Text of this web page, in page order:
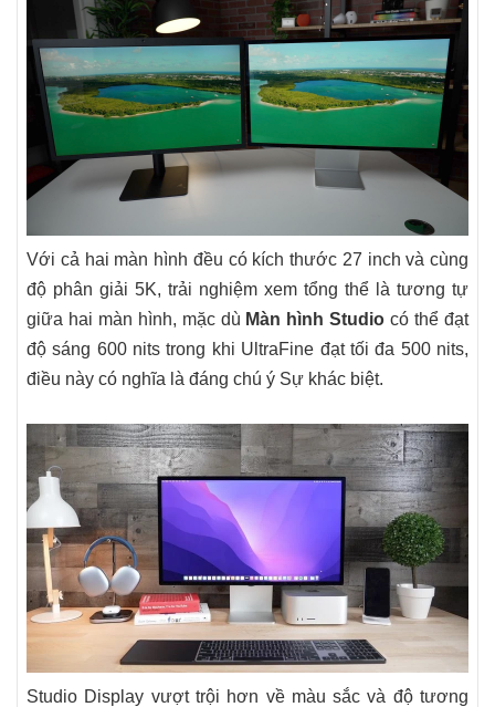
Với cả hai màn hình đều có kích thước 27 inch và cùng
độ phân giải 5K, trải nghiệm xem tổng thể là tương tự
giữa hai màn hình, mặc dù Màn hình Studio có thể đạt
độ sáng 600 nits trong khi UltraFine đạt tối đa 500 nits,
điều này có nghĩa là đáng chú ý Sự khác biệt.
Studio Display vượt trội hơn về màu sắc và độ tương